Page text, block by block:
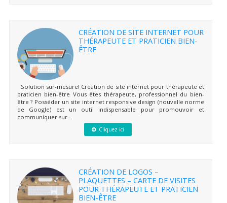
CRÉATION DE SITE INTERNET POUR
THÉRAPEUTE ET PRATICIEN BIEN-
ÊTRE
Solution sur-mesure! Création de site internet pour thérapeute et
praticien bien-être Vous êtes thérapeute, professionnel du bien-
être ? Posséder un site internet responsive design (nouvelle norme
de Google) est un outil indispensable pour promouvoir et
communiquer sur...
Cliquez ici
CRÉATION DE LOGOS –
PLAQUETTES – CARTE DE VISITES
POUR THÉRAPEUTE ET PRATICIEN
BIEN-ÊTRE